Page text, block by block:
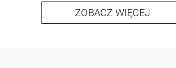
ZOBACZ WIĘCEJ